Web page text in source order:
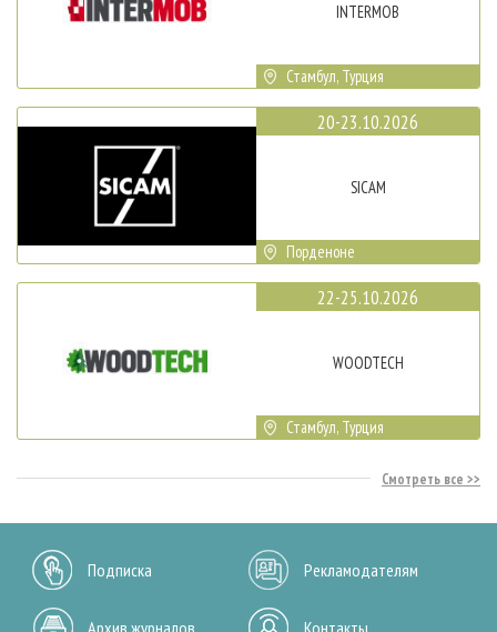
INTERMOB
Стамбул, Турция
20-23.10.2026
SICAM
Порденоне
22-25.10.2026
WOODTECH
Стамбул, Турция
Смотреть все
Подписка Рекламодателям